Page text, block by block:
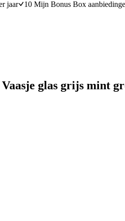
jaar 10 Mijn Bonus Box
glas grijs mint